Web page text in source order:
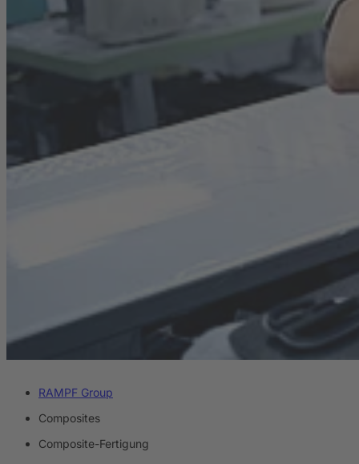
RAMPF Group
Composites
Composite-Fertigung